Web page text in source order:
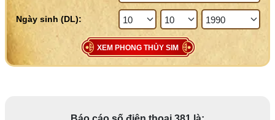
XEM PHONG THỦY SIM